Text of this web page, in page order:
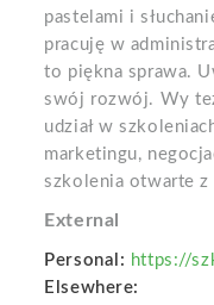
pastelami i
pracuję w
to piękna sprawa.
swój rozwój. Wy
udział w
marketingu,
szkolenia otwarte z
External
Personal: https://
Elsewhere: